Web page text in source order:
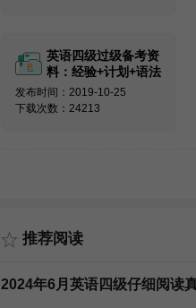
英语四级过级备考资
料：经验+计划+语法
发布时间：2019-10-25
下载次数：24213
推荐阅读
2024年6月英语四级仔细阅读